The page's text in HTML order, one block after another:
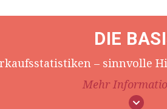
DIE
– sinnvolle
Mehr